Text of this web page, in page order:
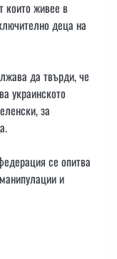
които живее в
деца на
да твърди, че
украинското
за
се опитва
и